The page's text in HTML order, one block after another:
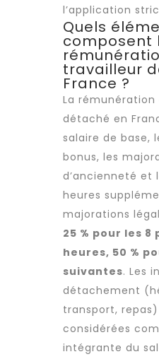
l’application
Quels
composent
travailleur
France ?
La rémunération
détaché en
salaire de base,
bonus, les
d’ancienneté et
heures
majorations
25 % pour les 8
heures, 50 %
suivantes. Les
détachement
transport,
considérées
intégrante du